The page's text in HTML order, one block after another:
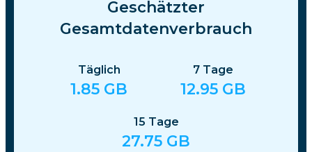
Geschätzter
Gesamtdatenverbrauch
Täglich
1.85 GB
7 Tage
12.95 GB
15 Tage
27.75 GB